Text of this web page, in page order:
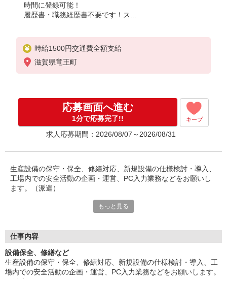
時間に登録可能！
履歴書・職務経歴書不要です！ス...
時給1500円交通費全額支給
滋賀県竜王町
応募画面へ進む
1分で応募完了!! キープ
求人応募期間：2026/08/07～2026/08/31
生産設備の保守・保全、修繕対応、新規設備の仕様検討・導入、
工場内での安全活動の企画・運営、PC入力業務などをお願いし
ます。（派遣）
高時給♪残業多めで稼げる！4〜8月は9時〜17時半、9〜3月は9
0万100円から■賞与あり（年2回4．6ヵ月分） その他手当あり
（当社規定あり）
『テクノ・サービス』は、派遣業界大手スタッフサービスグルー
もっと見る
仕事内容
設備保全、修繕など
生産設備の保守・保全、修繕対応、新規設備の仕様検討・導入、工
場内での安全活動の企画・運営、PC入力業務などをお願いします。